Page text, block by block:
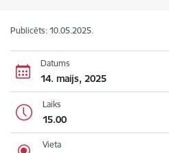
Publicēts: 10.05.2025.
Datums
14. maijs, 2025
Laiks
15.00
Vieta